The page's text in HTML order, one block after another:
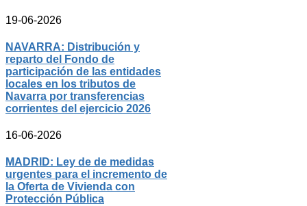
19-06-2026
NAVARRA: Distribución y
reparto del Fondo de
participación de las entidades
locales en los tributos de
Navarra por transferencias
corrientes del ejercicio 2026
16-06-2026
MADRID: Ley de de medidas
urgentes para el incremento de
la Oferta de Vivienda con
Protección Pública